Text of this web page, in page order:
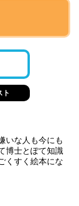
ト
いな人も今にも
博士とぽて知識
くすく絵本にな